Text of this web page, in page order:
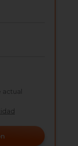
actual